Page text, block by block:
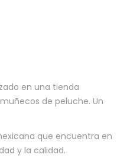
en una tienda
de peluche. Un
que encuentra en
y la calidad.